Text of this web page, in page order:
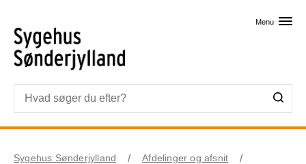
Menu
Sygehus Sønderjylland
Afdelinger og afsnit